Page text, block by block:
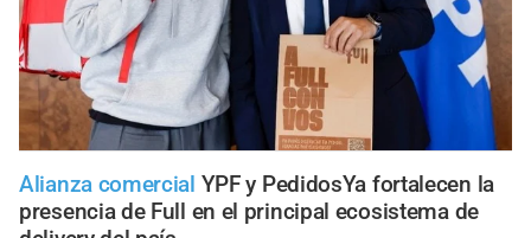
Alianza comercial YPF y PedidosYa fortalecen la
presencia de Full en el principal ecosistema de